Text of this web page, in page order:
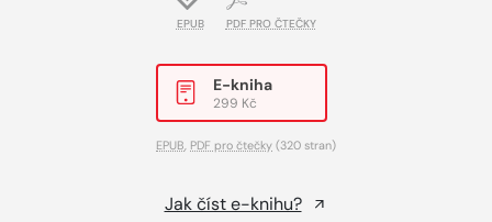
EPUB PDF PRO ČTEČKY
E-kniha
299 Kč
EPUB, PDF pro čtečky (320 stran)
Jak číst e-knihu?